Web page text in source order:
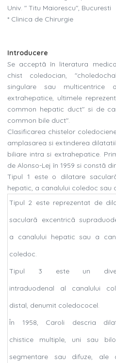
Univ. " Titu Maiorescu", Bucuresti
* Clinica de Chirurgie
Introducere
Se acceptã în literatura
chist coledocian,
singulare sau
extrahepatice, ultimele
common hepatic duct" si de
common bile duct".
Clasificarea chistelor
amplasarea si extinderea
biliare intra si extrahepatice.
de Alonso-Lej în 1959 si constã
Tipul 1 este o dilatare
hepatic, a canalului coledoc sau
Tipul 2 este reprezentat de
sacularã excentricã
a canalului hepatic sau a
coledoc.
Tipul 3 este un
intraduodenal al canalului
distal, denumit coledococel.
În 1958, Caroli descria
chistice multiple, uni sau
segmentare sau difuze, ale